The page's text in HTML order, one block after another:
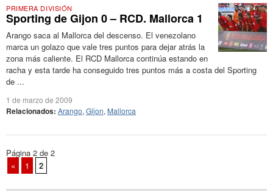
PRIMERA DIVISIÓN
Sporting de Gijon 0 – RCD. Mallorca 1
Arango saca al Mallorca del descenso. El venezolano
marca un golazo que vale tres puntos para dejar atrás la
zona más caliente. El RCD Mallorca continúa estando en
racha y esta tarde ha conseguido tres puntos más a costa del Sporting
de ...
1 de marzo de 2009
Relacionados: Arango, Gijon, Mallorca
Página 2 de 2
«
1 2